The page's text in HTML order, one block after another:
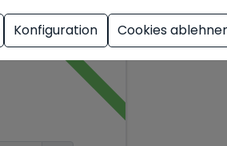
Konfiguration Cookies